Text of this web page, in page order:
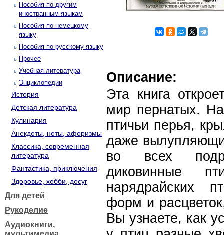
Пособия по другим
иностранным языкам
Пособия по немецкому
языку
Пособия по русскому языку
Прочее
Учебная литература
Энциклопедии
История
Детская литература
Кулинария
Анекдоты, ноты, афоризмы
Классика, современная
литература
Фантастика, приключения
Здоровье, хобби, досуг
Для детей
Рукоделие
Аудиокниги,
Описание:
Эта книга
мир пернатых.
птичьи перья,
даже
во всех
диковинные
нарядрайских
форм и
Вы узнаете, как